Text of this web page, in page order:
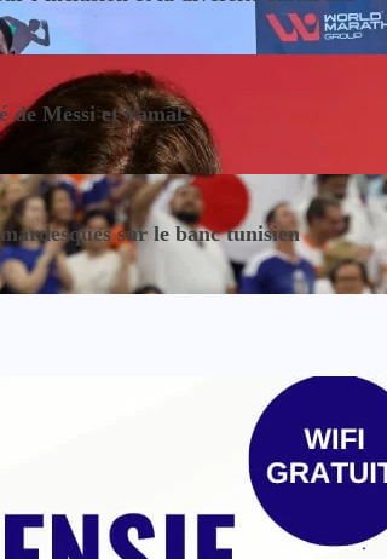
de Messi et Yamal
sur le banc tunisien